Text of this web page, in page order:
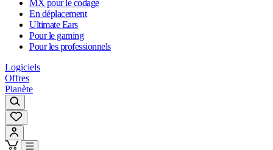
MX pour le codage
En déplacement
Ultimate Ears
Pour le gaming
Pour les professionnels
Logiciels
Offres
Planète